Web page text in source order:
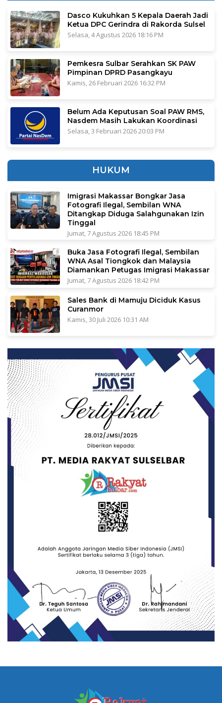
Dasco Kukuhkan 5 Kepala Daerah Jadi
Ketua DPC Gerindra di Rakorda Sulsel
Selasa, 4 Agustus 2026 18:16 PM
Pemkesra Sulbar Serahkan SK PAW
Pimpinan DPRD Pasangkayu
Kamis, 26 Februari 2026 16:32 PM
Belum Ada Keputusan Soal PAW RMS,
Nasdem Masih Lakukan Koordinasi
Selasa, 3 Februari 2026 20:03 PM
HUKUM
Imigrasi Makassar Bongkar Jasa
Fotografi Ilegal, Sembilan WNA
Ditangkap Diduga Salahgunakan Izin
Tinggal
Jumat, 7 Agustus 2026 18:45 PM
Buka Jasa Fotografi Ilegal, Sembilan
WNA Asal Tiongkok dan Malaysia
Diamankan Petugas Imigrasi Makassar
Jumat, 7 Agustus 2026 18:42 PM
Sales Bank di Mamuju Diciduk Kasus
Curanmor
Kamis, 30 Juli 2026 10:31 AM